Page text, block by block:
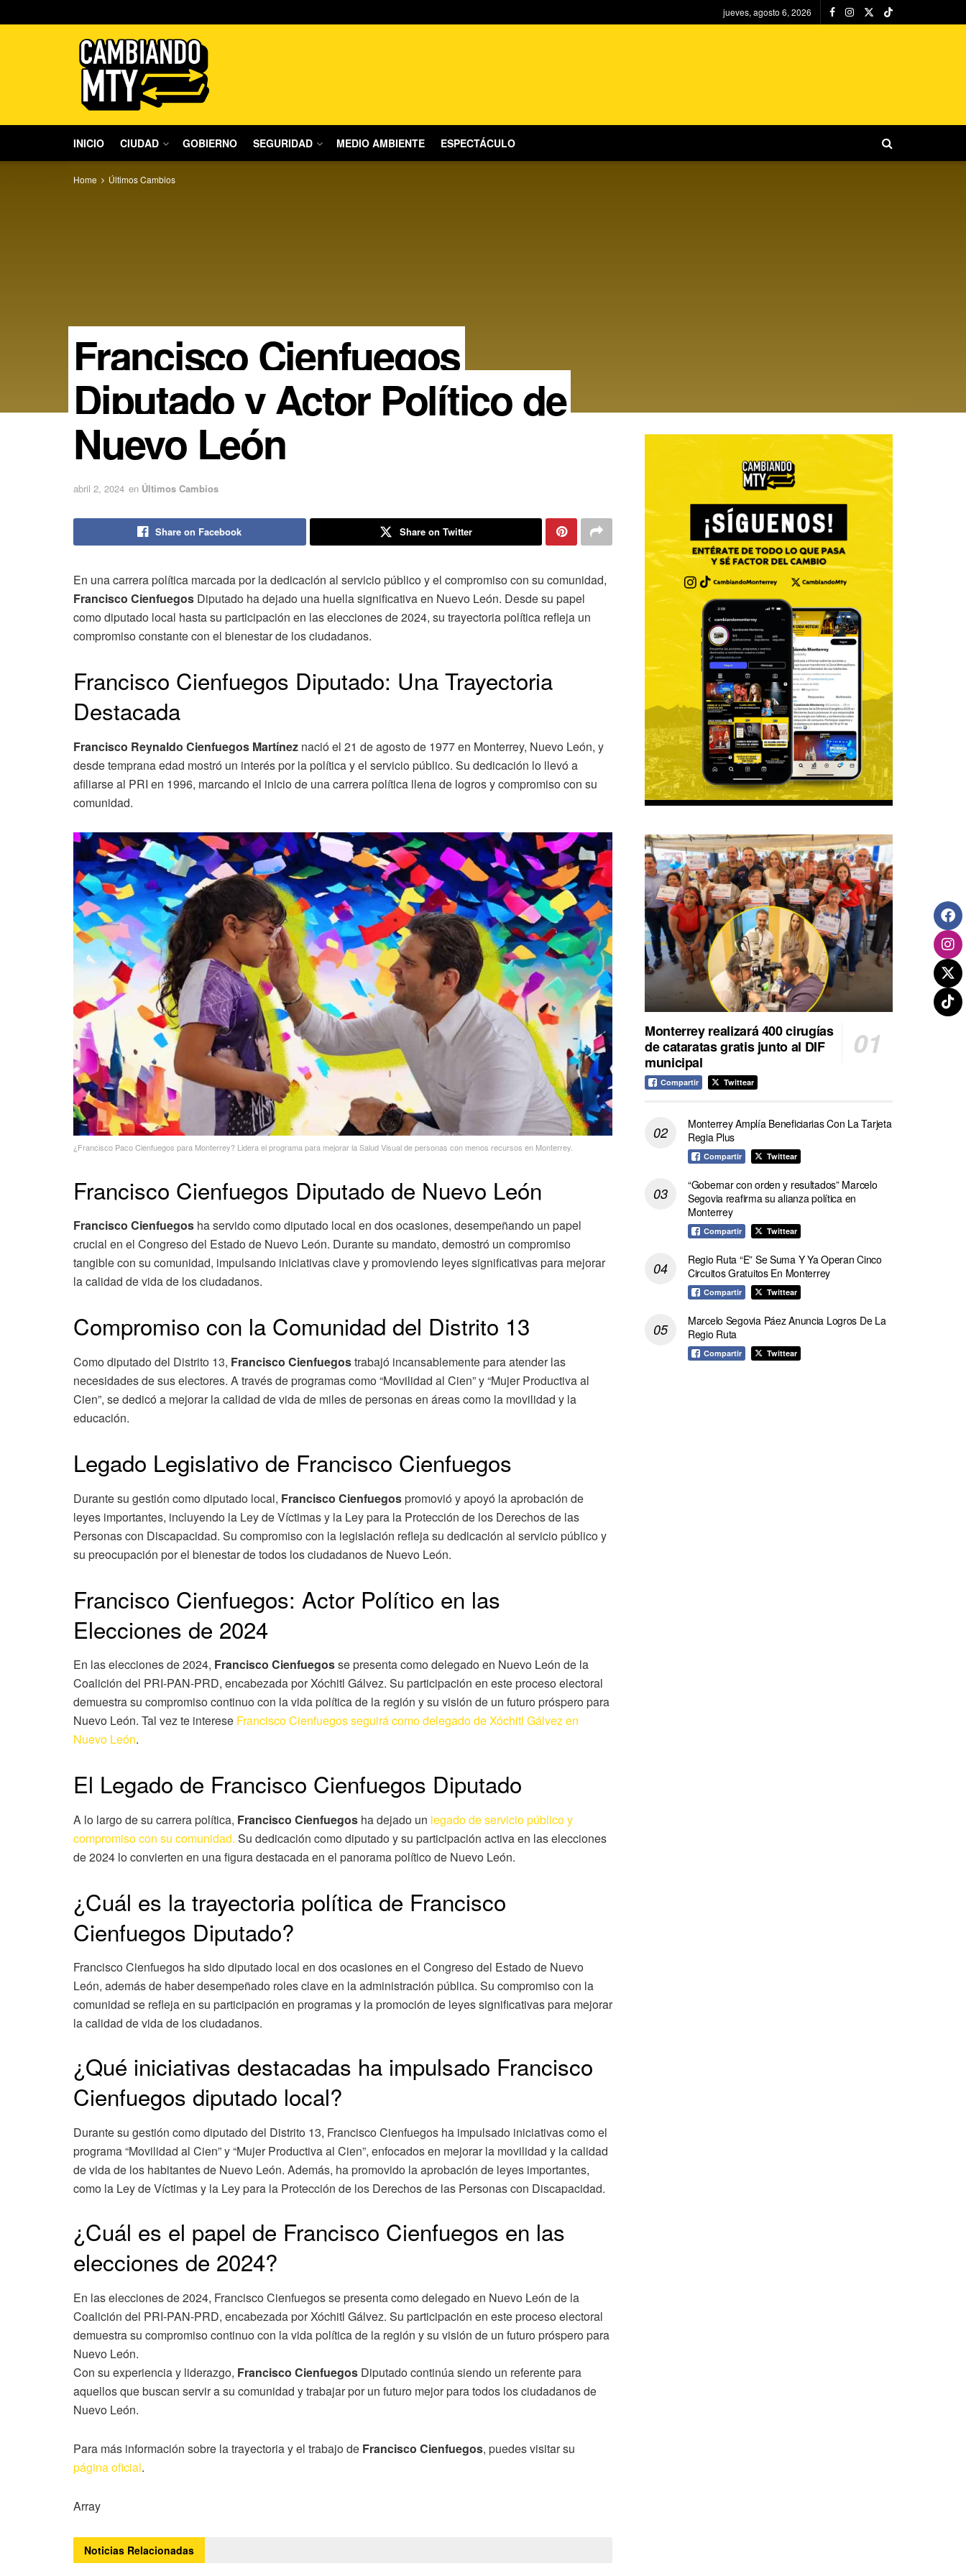
jueves, agosto 6, 2026
INICIO CIUDAD GOBIERNO SEGURIDAD MEDIO AMBIENTE ESPECTÁCULO
Home Últimos Cambios
Francisco Cienfuegos
Diputado y Actor Político de
Nuevo León
abril 2, 2024 en Últimos Cambios
Share on Facebook Share on Twitter
En una carrera política marcada por la dedicación al servicio público y el compromiso con su comunidad,
Francisco Cienfuegos Diputado ha dejado una huella significativa en Nuevo León. Desde su papel
como diputado local hasta su participación en las elecciones de 2024, su trayectoria política refleja un
compromiso constante con el bienestar de los ciudadanos.
Francisco Cienfuegos Diputado: Una Trayectoria
Destacada
Francisco Reynaldo Cienfuegos Martínez nació el 21 de agosto de 1977 en Monterrey, Nuevo León, y
desde temprana edad mostró un interés por la política y el servicio público. Su dedicación lo llevó a
afiliarse al PRI en 1996, marcando el inicio de una carrera política llena de logros y compromiso con su
comunidad.
¿Francisco Paco Cienfuegos para Monterrey? Lidera el programa para mejorar la Salud Visual de personas con menos recursos en Monterrey.
Francisco Cienfuegos Diputado de Nuevo León
Francisco Cienfuegos ha servido como diputado local en dos ocasiones, desempeñando un papel
crucial en el Congreso del Estado de Nuevo León. Durante su mandato, demostró un compromiso
tangible con su comunidad, impulsando iniciativas clave y promoviendo leyes significativas para mejorar
la calidad de vida de los ciudadanos.
Compromiso con la Comunidad del Distrito 13
Como diputado del Distrito 13, Francisco Cienfuegostrabajó incansablemente para atender las
necesidades de sus electores. A través de programas como “Movilidad al Cien” y “Mujer Productiva al
Cien”, se dedicó a mejorar la calidad de vida de miles de personas en áreas como la movilidad y la
educación.
Legado Legislativo de Francisco Cienfuegos
Durante su gestión como diputado local, Francisco Cienfuegospromovió y apoyó la aprobación de
leyes importantes, incluyendo la Ley de Víctimas y la Ley para la Protección de los Derechos de las
Personas con Discapacidad. Su compromiso con la legislación refleja su dedicación al servicio público y
su preocupación por el bienestar de todos los ciudadanos de Nuevo León.
Francisco Cienfuegos: Actor Político en las
Elecciones de 2024
En las elecciones de 2024, Francisco Cienfuegosse presenta como delegado en Nuevo León de la
Coalición del PRI-PAN-PRD, encabezada por Xóchitl Gálvez. Su participación en este proceso electoral
demuestra su compromiso continuo con la vida política de la región y su visión de un futuro próspero para
Nuevo León. Tal vez te interese Francisco Cienfuegos seguirá como delegado de Xóchitl Gálvez en
Nuevo León.
El Legado de Francisco Cienfuegos Diputado
A lo largo de su carrera política, Francisco Cienfuegos ha dejado un legado de servicio público y
compromiso con su comunidad. Su dedicación como diputado y su participación activa en las elecciones
de 2024 lo convierten en una figura destacada en el panorama político de Nuevo León.
¿Cuál es la trayectoria política de Francisco
Cienfuegos Diputado?
Francisco Cienfuegos ha sido diputado local en dos ocasiones en el Congreso del Estado de Nuevo
León, además de haber desempeñado roles clave en la administración pública. Su compromiso con la
comunidad se refleja en su participación en programas y la promoción de leyes significativas para mejorar
la calidad de vida de los ciudadanos.
¿Qué iniciativas destacadas ha impulsado Francisco
Cienfuegos diputado local?
Durante su gestión como diputado del Distrito 13, Francisco Cienfuegos ha impulsado iniciativas como el
programa “Movilidad al Cien” y “Mujer Productiva al Cien”, enfocados en mejorar la movilidad y la calidad
de vida de los habitantes de Nuevo León. Además, ha promovido la aprobación de leyes importantes,
como la Ley de Víctimas y la Ley para la Protección de los Derechos de las Personas con Discapacidad.
¿Cuál es el papel de Francisco Cienfuegos en las
elecciones de 2024?
En las elecciones de 2024, Francisco Cienfuegos se presenta como delegado en Nuevo León de la
Coalición del PRI-PAN-PRD, encabezada por Xóchitl Gálvez. Su participación en este proceso electoral
demuestra su compromiso continuo con la vida política de la región y su visión de un futuro próspero para
Nuevo León.
Con su experiencia y liderazgo, Francisco Cienfuegos Diputado continúa siendo un referente para
aquellos que buscan servir a su comunidad y trabajar por un futuro mejor para todos los ciudadanos de
Nuevo León.
Para más información sobre la trayectoria y el trabajo de Francisco Cienfuegos, puedes visitar su
página oficial.
Array
Noticias Relacionadas
Monterrey realizará 400 cirugías
de cataratas gratis junto al DIF
municipal
Compartir Twittear
Monterrey Amplía Beneficiarias Con La Tarjeta
Regia Plus
Compartir Twittear
“Gobernar con orden y resultados” Marcelo
Segovia reafirma su alianza política en
Monterrey
Compartir Twittear
Regio Ruta “E” Se Suma Y Ya Operan Cinco
Circuitos Gratuitos En Monterrey
Compartir Twittear
Marcelo Segovia Páez Anuncia Logros De La
Regio Ruta
Compartir Twittear